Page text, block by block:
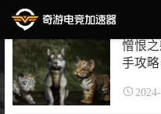
憎恨之躯玩法 暗
手攻略